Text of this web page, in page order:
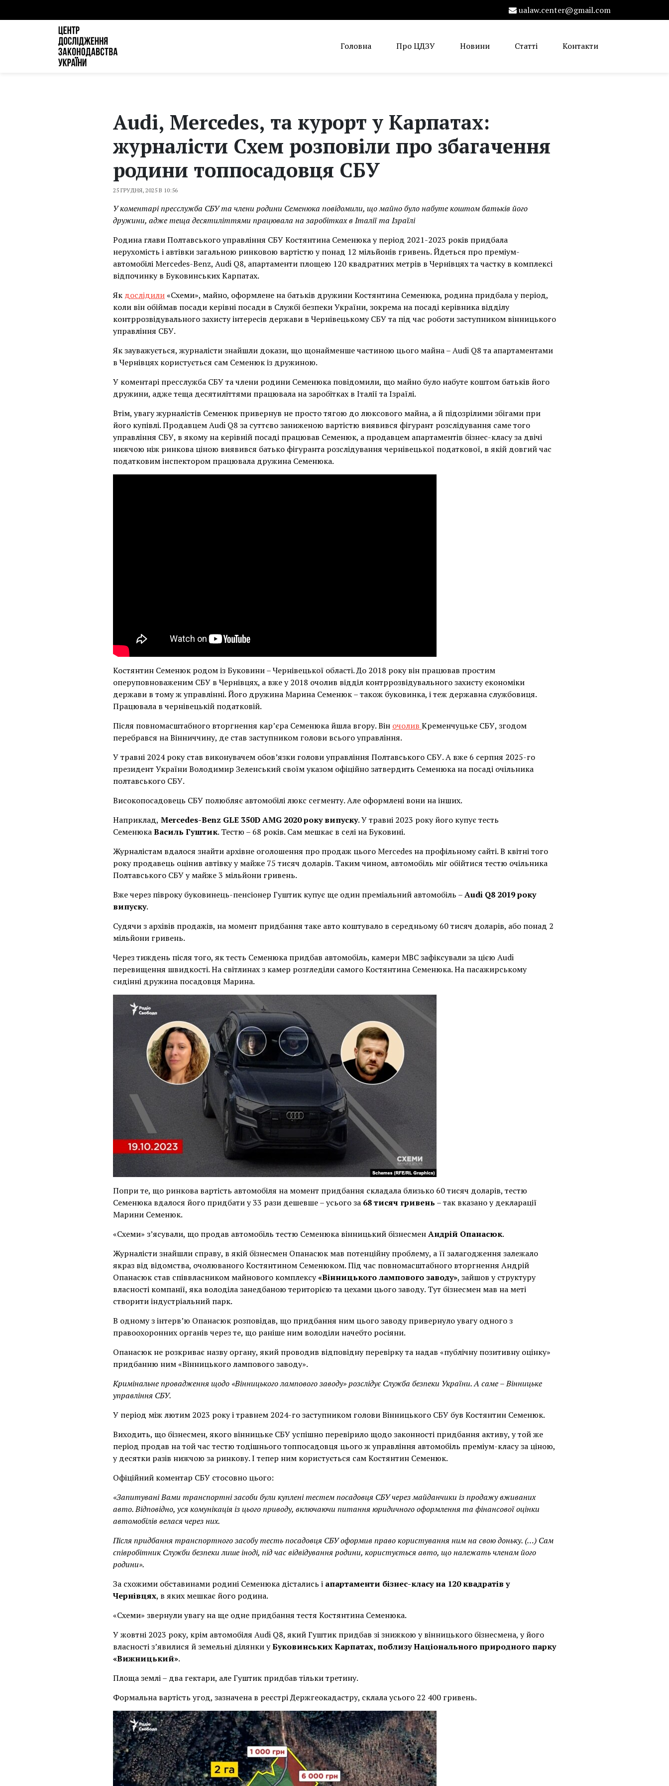
ualaw.center@gmail.com
Головна Про ЦДЗУ Новини Статті Контакти
Audi, Mercedes, та курорт у Карпатах:
журналісти Схем розповіли про збагачення
родини топпосадовця СБУ
25 ГРУДНЯ, 2025 В 10:56
У коментарі пресслужба СБУ та члени родини Семенюка повідомили, що майно було набуте коштом батьків його
дружини, адже теща десятиліттями працювала на заробітках в Італії та Ізраїлі
Родина глави Полтавського управління СБУ Костянтина Семенюка у період 2021-2023 років придбала
нерухомість і автівки загальною ринковою вартістю у понад 12 мільйонів гривень. Йдеться про преміум-
автомобілі Mercedes-Benz, Audi Q8, апартаменти площею 120 квадратних метрів в Чернівцях та частку в комплексі
відпочинку в Буковинських Карпатах.
Як дослідили«Схеми», майно, оформлене на батьків дружини Костянтина Семенюка, родина придбала у період,
коли він обіймав посади керівні посади в Службі безпеки України, зокрема на посаді керівника відділу
контррозвідувального захисту інтересів держави в Чернівецькому СБУ та під час роботи заступником вінницького
управління СБУ.
Як зауважується, журналісти знайшли докази, що щонайменше частиною цього майна – Audi Q8 та апартаментами
в Чернівцях користується сам Семенюк із дружиною.
У коментарі пресслужба СБУ та члени родини Семенюка повідомили, що майно було набуте коштом батьків його
дружини, адже теща десятиліттями працювала на заробітках в Італії та Ізраїлі.
Втім, увагу журналістів Семенюк привернув не просто тягою до люксового майна, а й підозрілими збігами при
його купівлі. Продавцем Audi Q8 за суттєво заниженою вартістю виявився фігурант розслідування саме того
управління СБУ, в якому на керівній посаді працював Семенюк, а продавцем апартаментів бізнес-класу за двічі
нижчою ніж ринкова ціною виявився батько фігуранта розслідування чернівецької податкової, в якій довгий час
податковим інспектором працювала дружина Семенюка.
Костянтин Семенюк родом із Буковини – Чернівецької області. До 2018 року він працював простим
оперуповноваженим СБУ в Чернівцях, а вже у 2018 очолив відділ контррозвідувального захисту економіки
держави в тому ж управлінні. Його дружина Марина Семенюк – також буковинка, і теж державна службовиця.
Працювала в чернівецькій податковій.
Після повномасштабного вторгнення кар’єра Семенюка йшла вгору. Він очолив Кременчуцьке СБУ, згодом
перебрався на Вінниччину, де став заступником голови всього управління.
У травні 2024 року став виконувачем обов’язки голови управління Полтавського СБУ. А вже 6 серпня 2025-го
президент України Володимир Зеленський своїм указом офіційно затвердить Семенюка на посаді очільника
полтавського СБУ.
Високопосадовець СБУ полюбляє автомобілі люкс сегменту. Але оформлені вони на інших.
Наприклад, Mercedes-Benz GLE 350D AMG 2020 року випуску. У травні 2023 року його купує тесть
СеменюкаВасиль Гуштик. Тестю – 68 років. Сам мешкає в селі на Буковині.
Журналістам вдалося знайти архівне оголошення про продаж цього Mercedes на профільному сайті. В квітні того
року продавець оцінив автівку у майже 75 тисяч доларів. Таким чином, автомобіль міг обійтися тестю очільника
Полтавського СБУ у майже 3 мільйони гривень.
Вже через півроку буковинець-пенсіонер Гуштик купує ще один преміальний автомобіль –Audi Q8 2019 року
випуску.
Судячи з архівів продажів, на момент придбання таке авто коштувало в середньому 60 тисяч доларів, або понад 2
мільйони гривень.
Через тиждень після того, як тесть Семенюка придбав автомобіль, камери МВС зафіксували за цією Audi
перевищення швидкості. На світлинах з камер розгледіли самого Костянтина Семенюка. На пасажирському
сидінні дружина посадовця Марина.
Попри те, що ринкова вартість автомобіля на момент придбання складала близько 60 тисяч доларів, тестю
Семенюка вдалося його придбати у 33 рази дешевше – усього за 68 тисяч гривень – так вказано у декларації
Марини Семенюк.
«Схеми» з’ясували, що продав автомобіль тестю Семенюка вінницький бізнесменАндрій Опанасюк.
Журналісти знайшли справу, в якій бізнесмен Опанасюк мав потенційну проблему, а її залагодження залежало
якраз від відомства, очолюваного Костянтином Семенюком. Під час повномасштабного вторгнення Андрій
Опанасюк став співвласником майнового комплексу«Вінницького лампового заводу», зайшов у структуру
власності компанії, яка володіла занедбаною територією та цехами цього заводу. Тут бізнесмен мав на меті
створити індустріальний парк.
В одному з інтерв’ю Опанасюк розповідав, що придбання ним цього заводу привернуло увагу одного з
правоохоронних органів через те, що раніше ним володіли начебто росіяни.
Опанасюк не розкриває назву органу, який проводив відповідну перевірку та надав «публічну позитивну оцінку»
придбанню ним «Вінницького лампового заводу».
Кримінальне провадження щодо «Вінницького лампового заводу» розслідує Служба безпеки України. А саме – Вінницьке
управління СБУ.
У період між лютим 2023 року і травнем 2024-го заступником голови Вінницького СБУ був Костянтин Семенюк.
Виходить, що бізнесмен, якого вінницьке СБУ успішно перевірило щодо законності придбання активу, у той же
період продав на той час тестю тодішнього топпосадовця цього ж управління автомобіль преміум-класу за ціною,
у десятки разів нижчою за ринкову. І тепер ним користується сам Костянтин Семенюк.
Офіційний коментар СБУ стосовно цього:
«Запитувані Вами транспортні засоби були куплені тестем посадовця СБУ через майданчики із продажу вживаних
авто. Відповідно, уся комунікація із цього приводу, включаючи питання юридичного оформлення та фінансової оцінки
автомобілів велася через них.
Після придбання транспортного засобу тесть посадовця СБУ оформив право користування ним на свою доньку. (…) Сам
співробітник Служби безпеки лише іноді, під час відвідування родини, користується авто, що належать членам його
родини».
За схожими обставинами родині Семенюка дістались і апартаменти бізнес-класу на 120 квадратів у
Чернівцях, в яких мешкає його родина.
«Схеми» звернули увагу на ще одне придбання тестя Костянтина Семенюка.
У жовтні 2023 року, крім автомобіля Audi Q8, який Гуштик придбав зі знижкою у вінницького бізнесмена, у його
власності з’явилися й земельні ділянки уБуковинських Карпатах, поблизу Національного природного парку
«Вижницький».
Площа землі – два гектари, але Гуштик придбав тільки третину.
Формальна вартість угод, зазначена в реєстрі Держгеокадастру, склала усього 22 400 гривень.